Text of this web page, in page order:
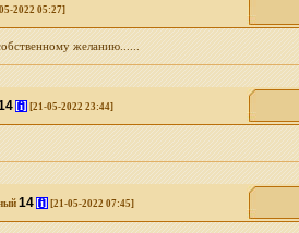
2022 05:27]
желанию......
[i] [21-05-2022 23:44]
14 [i] [21-05-2022 07:45]